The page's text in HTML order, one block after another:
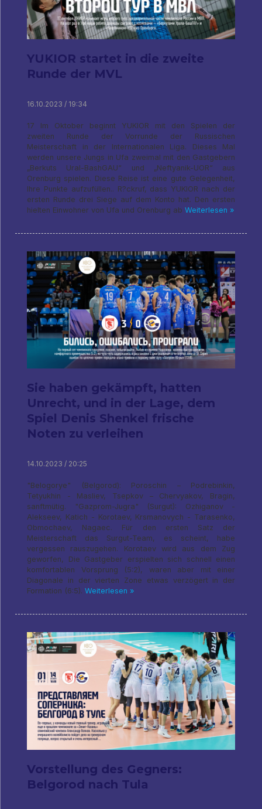
YUKIOR startet in die zweite
Runde der MVL
16.10.2023 / 19:34
17 Im Oktober beginnt YUKIOR mit den Spielen der
zweiten Runde der Vorrunde der Russischen
Meisterschaft in der Internationalen Liga. Dieses Mal
werden unsere Jungs in Ufa zweimal mit den Gastgebern
„Berkuts Ural-BashGAU“ und „Neftyanik-UOR“ aus
Orenburg spielen. Diese Reise ist eine gute Gelegenheit,
Ihre Punkte aufzufüllen.. R?ckruf, dass YUKIOR nach der
ersten Runde drei Siege auf dem Konto hat. Den ersten
hielten Einwohner von Ufa und Orenburg ab Weiterlesen »
Sie haben gekämpft, hatten
Unrecht, und in der Lage, dem
Spiel Denis Shenkel frische
Noten zu verleihen
14.10.2023 / 20:25
"Belogorye" (Belgorod): Poroschin – Podrebinkin,
Tetyukhin - Masliev, Tsepkov – Chervyakov, Bragin,
sanftmütig. "Gazprom-Jugra" (Surgut): Ozhiganov -
Alekseev, Katich - Korotaev, Krsmanovych - Tarasenko,
Obmochaev, Nagaec. Für den ersten Satz der
Meisterschaft das Surgut-Team, es scheint, habe
vergessen rauszugehen. Korotaev wird aus dem Zug
geworfen, Die Gastgeber erspielten sich schnell einen
komfortablen Vorsprung (5:2), waren aber mit einer
Diagonale in der vierten Zone etwas verzögert in der
Formation (6:5). Weiterlesen »
Vorstellung des Gegners:
Belgorod nach Tula